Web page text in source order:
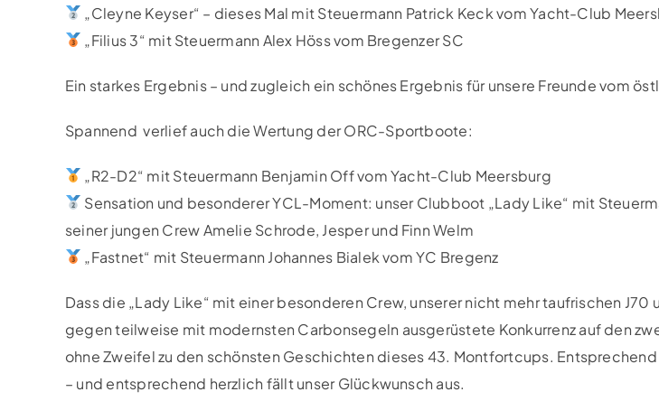
„Cleyne Keyser“ – dieses Mal mit Steuermann Patrick Keck vom Yacht-Club
„Filius 3“ mit Steuermann Alex Höss vom Bregenzer SC
Ein starkes Ergebnis – und zugleich ein schönes Ergebnis für unsere Freunde vom
Spannend verlief auch die Wertung der ORC-Sportboote:
„R2-D2“ mit Steuermann Benjamin Off vom Yacht-Club Meersburg
Sensation und besonderer YCL-Moment: unser Clubboot „Lady Like“ mit
seiner jungen Crew Amelie Schrode, Jesper und Finn Welm
„Fastnet“ mit Steuermann Johannes Bialek vom YC Bregenz
Dass die „Lady Like“ mit einer besonderen Crew, unserer nicht mehr taufrischen J70
gegen teilweise mit modernsten Carbonsegeln ausgerüstete Konkurrenz auf den
ohne Zweifel zu den schönsten Geschichten dieses 43. Montfortcups.
– und entsprechend herzlich fällt unser Glückwunsch aus.